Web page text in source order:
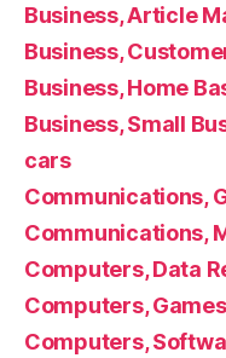
Business, Article
Business,
Business, Home
Business, Small
cars
Communications,
Communications,
Computers, Data
Computers, Games
Computers,